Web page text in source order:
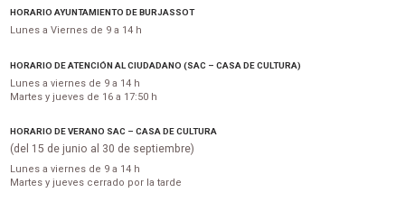
HORARIO AYUNTAMIENTO DE BURJASSOT
Lunes a Viernes de 9 a 14 h
HORARIO DE ATENCIÓN AL CIUDADANO (SAC – CASA DE CULTURA)
Lunes a viernes de 9 a 14 h
Martes y jueves de 16 a 17:50 h
HORARIO DE VERANO SAC – CASA DE CULTURA
(del 15 de junio al 30 de septiembre)
Lunes a viernes de 9 a 14 h
Martes y jueves cerrado por la tarde